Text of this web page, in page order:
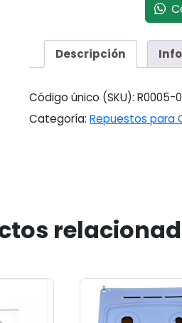
Descripción
Código único (SKU):R0005-
Categoría:Repuestos para